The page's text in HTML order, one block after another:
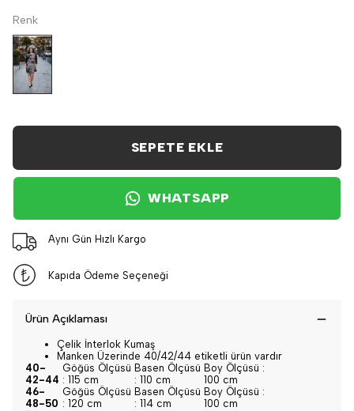
Renk
SEPETE EKLE
WHATSAPP
Aynı Gün Hızlı Kargo
Kapıda Ödeme Seçeneği
Ürün Açıklaması
Çelik İnterlok Kumaş
Manken Üzerinde 40/42/44 etiketli ürün vardır
40-
42-44
Göğüs Ölçüsü
: 115 cm
Basen Ölçüsü
: 110 cm
Boy Ölçüsü :
100 cm
46-
48-50
Göğüs Ölçüsü
: 120 cm
Basen Ölçüsü
: 114 cm
Boy Ölçüsü :
100 cm